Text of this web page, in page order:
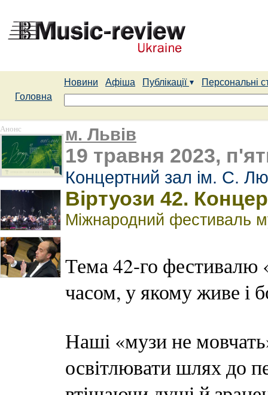
Новини Афіша Публікації
Персональні
Головна
Анонс м. Львів
19 травня 2023,
Концертний зал ім. С.
Віртуози 42.
Міжнародний фестиваль
Тема 42-го фестивалю
часом, у якому живе і
Наші «музи не
освітлювати шлях до